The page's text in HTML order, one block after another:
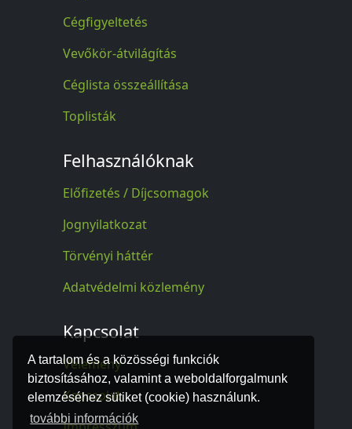
A tartalom és a közösségi funkciók
biztosításához, valamint a weboldalforgalmunk
elemzéséhez sütiket (cookie) használunk.
további információk
Cégfigyeltetés
Vevőkör-átvilágítás
Céglista összeállítása
Toplisták
Felhasználóknak
Előfizetés / Díjcsomagok
Jognyilatkozat
Törvényi háttér
Adatvédelmi közlemény
Kapcsolat
Vélemény
Kapcsolat